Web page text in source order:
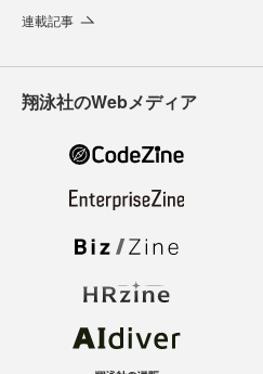
連載記事
翔泳社のWebメディア